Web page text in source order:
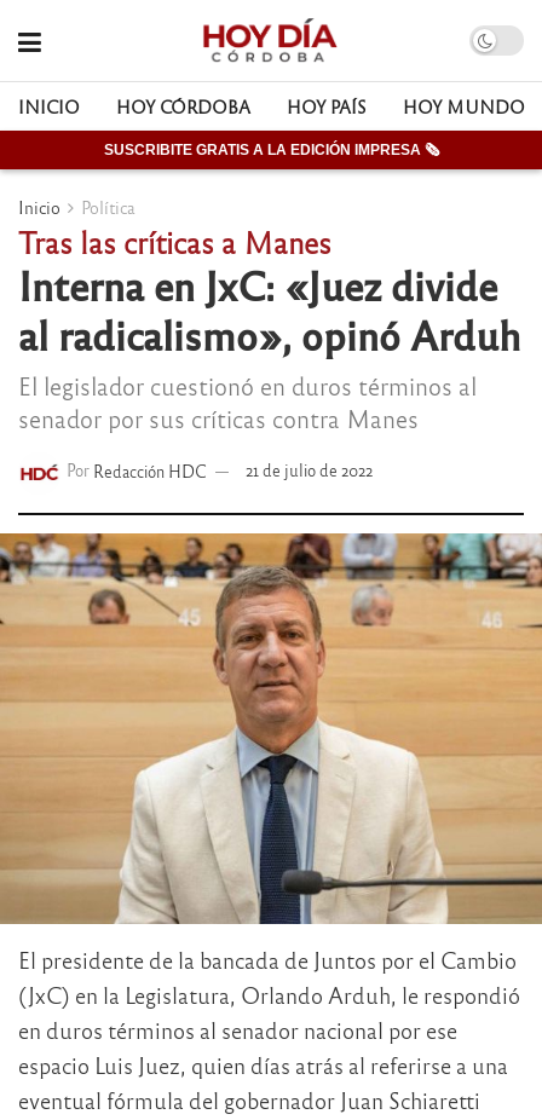
INICIO HOY CÓRDOBA HOY PAÍS HOY MUNDO
SUSCRIBITE GRATIS A LA EDICIÓN IMPRESA 🗞
Inicio Política
Tras las críticas a Manes
Interna en JxC: «Juez divide
al radicalismo», opinó Arduh
El legislador cuestionó en duros términos al
senador por sus críticas contra Manes
Por Redacción HDC 21 de julio de 2022
El presidente de la bancada de Juntos por el Cambio
(JxC) en la Legislatura, Orlando Arduh, le respondió
en duros términos al senador nacional por ese
espacio Luis Juez, quien días atrás al referirse a una
eventual fórmula del gobernador Juan Schiaretti